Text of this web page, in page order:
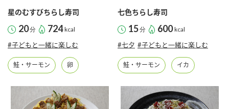
星のむすびちらし寿司
20分 724 kcal
#子どもと一緒に楽しむ
鮭・サーモン 卵
七色ちらし寿司
15分 600 kcal
#七夕 #子どもと一緒に楽しむ
鮭・サーモン イカ